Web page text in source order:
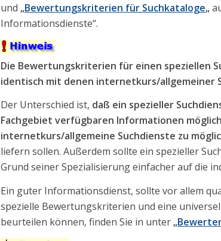
und „Bewertungskriterien für Suchkataloge„
Informationsdienste“.
Die Bewertungskriterien für einen speziellen
identisch mit denen internetkurs/allgemeiner
Der Unterschied ist, daß ein spezieller
Fachgebiet verfügbaren Informationen
internetkurs/allgemeine Suchdienste zu
liefern sollen. Außerdem sollte ein spezieller
Grund seiner Spezialisierung einfacher auf die
Ein guter Informationsdienst, sollte vor allem
spezielle Bewertungskriterien und eine
beurteilen können, finden Sie in unter „